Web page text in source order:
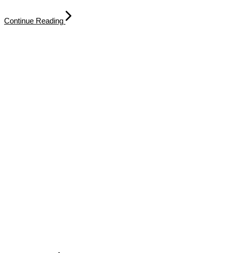
Continue Reading